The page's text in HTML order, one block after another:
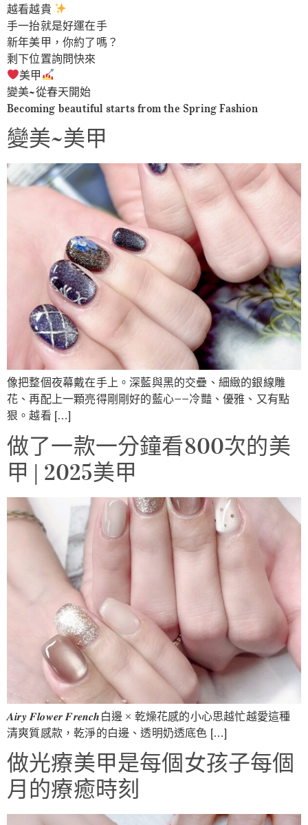
越看越貴
手一抬就是好運在手
新年美甲，你約了嗎？
剩下位置詢問快來
美甲
變美~從春天開始
Becoming beautiful starts from the Spring Fashion
變美~美甲
像把整個夜幕戴在手上。深藍與黑的交疊、細緻的銀線雕
花、再配上一顆亮得剛剛好的藍心——冷豔、優雅、又有點
狠。越看 […]
做了一款一分鐘看800次的美
甲 | 2025美甲
𝑨𝒊𝒓𝒚 𝑭𝒍𝒐𝒘𝒆𝒓 𝑭𝒓𝒆𝒏𝒄𝒉白邊 × 乾燥花感的小心思越忙越愛這種
清爽質感款，乾淨的白邊、透明奶透底色 […]
做光療美甲是每個女孩子每個
月的療癒時刻